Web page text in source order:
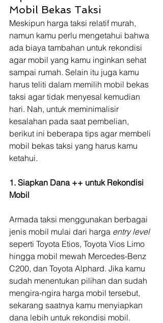
Mobil Bekas Taksi
Meskipun harga taksi relatif murah,
namun kamu perlu mengetahui bahwa
ada biaya tambahan untuk rekondisi
agar mobil yang kamu inginkan sehat
sampai rumah. Selain itu juga kamu
harus teliti dalam memilih mobil bekas
taksi agar tidak menyesal kemudian
hari. Nah, untuk meminimalisir
kesalahan pada saat pembelian,
berikut ini beberapa tips agar membeli
mobil bekas taksi yang harus kamu
ketahui.
1. Siapkan Dana ++ untuk Rekondisi
Mobil
Armada taksi menggunakan berbagai
jenis mobil mulai dari harga entry level
seperti Toyota Etios, Toyota Vios Limo
hingga mobil mewah Mercedes-Benz
C200, dan Toyota Alphard. Jika kamu
sudah menentukan pilihan dan sudah
mengira-ngira harga mobil tersebut,
sekarang saatnya kamu menyiapkan
dana lebih untuk rekondisi mobil.